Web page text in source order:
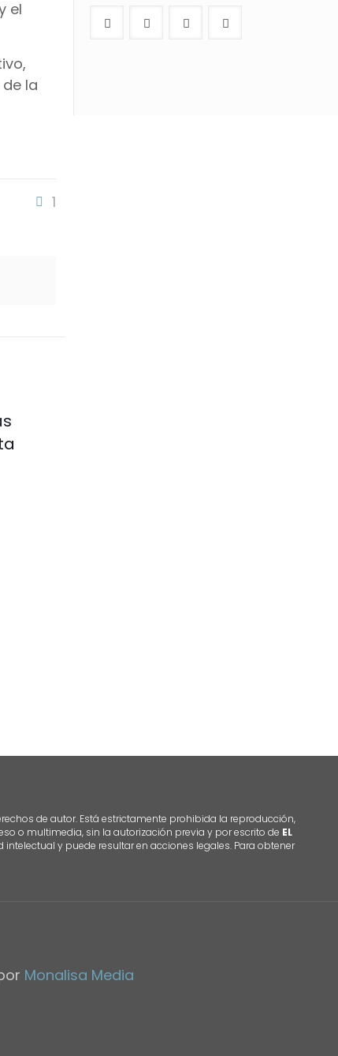
el
la
1
de autor. Está estrictamente prohibida la reproducción,
o multimedia, sin la autorización previa y por escrito de EL
y puede resultar en acciones legales. Para obtener
Monalisa Media